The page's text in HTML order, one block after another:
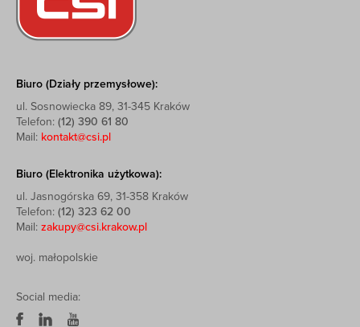
Biuro (Działy przemysłowe):
ul. Sosnowiecka 89, 31-345 Kraków
Telefon: (12) 390 61 80
Mail: kontakt@csi.pl
Biuro (Elektronika użytkowa):
ul. Jasnogórska 69, 31-358 Kraków
Telefon: (12) 323 62 00
Mail: zakupy@csi.krakow.pl
woj. małopolskie
Social media: